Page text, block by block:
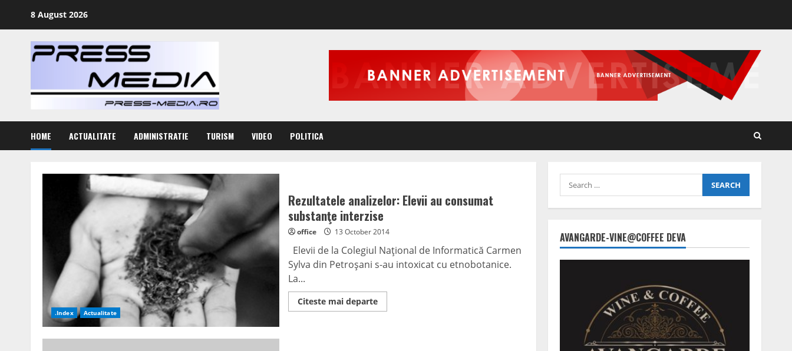
8 August 2026
HOME ACTUALITATE ADMINISTRATIE TURISM VIDEO POLITICA
.Index Actualitate
Rezultatele analizelor: Elevii au consumat
substanţe interzise
office 13 October 2014
Elevii de la Colegiul Naţional de Informatică Carmen
Sylva din Petroşani s-au intoxicat cu etnobotanice.
La...
Citeste mai departeRead
more
Search
for:
AVANGARDE-VINE@COFFEE DEVA